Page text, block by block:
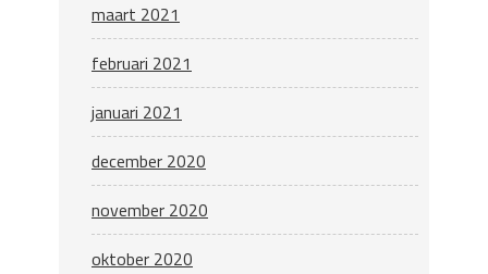
maart 2021
februari 2021
januari 2021
december 2020
november 2020
oktober 2020